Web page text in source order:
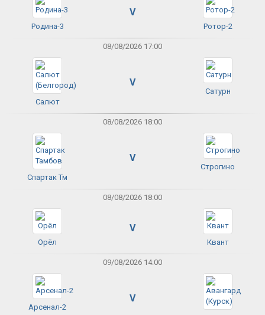
Родина-3
V
Ротор-2
08/08/2026 17:00
Салют
V
Сатурн
08/08/2026 18:00
Спартак Тм
V
Строгино
08/08/2026 18:00
Орёл
V
Квант
09/08/2026 14:00
Арсенал-2
V